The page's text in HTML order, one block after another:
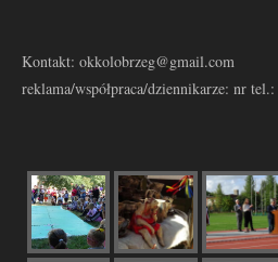
Kontakt: okkolobrzeg@gmail.com
reklama/współpraca/dziennikarze: nr tel.: